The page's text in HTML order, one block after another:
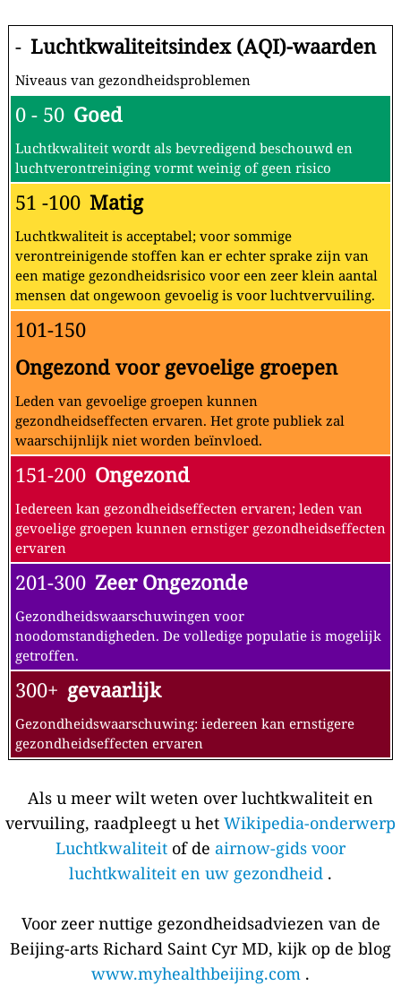
- Luchtkwaliteitsindex (AQI)-waarden
Niveaus van gezondheidsproblemen
0 - 50 Goed
Luchtkwaliteit wordt als bevredigend beschouwd en
luchtverontreiniging vormt weinig of geen risico
51 -100 Matig
Luchtkwaliteit is acceptabel; voor sommige
verontreinigende stoffen kan er echter sprake zijn van
een matige gezondheidsrisico voor een zeer klein aantal
mensen dat ongewoon gevoelig is voor luchtvervuiling.
101-150
Ongezond voor gevoelige groepen
Leden van gevoelige groepen kunnen
gezondheidseffecten ervaren. Het grote publiek zal
waarschijnlijk niet worden beïnvloed.
151-200 Ongezond
Iedereen kan gezondheidseffecten ervaren; leden van
gevoelige groepen kunnen ernstiger gezondheidseffecten
ervaren
201-300 Zeer Ongezonde
Gezondheidswaarschuwingen voor
noodomstandigheden. De volledige populatie is mogelijk
getroffen.
300+ gevaarlijk
Gezondheidswaarschuwing: iedereen kan ernstigere
gezondheidseffecten ervaren
Als u meer wilt weten over luchtkwaliteit en
vervuiling, raadpleegt u het Wikipedia-onderwerp
Luchtkwaliteit of de airnow-gids voor
luchtkwaliteit en uw gezondheid .
Voor zeer nuttige gezondheidsadviezen van de
Beijing-arts Richard Saint Cyr MD, kijk op de blog
www.myhealthbeijing.com .